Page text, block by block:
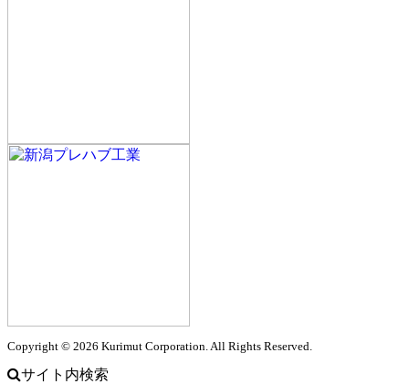
Copyright © 2026 Kurimut Corporation. All Rights Reserved.
サイト内検索